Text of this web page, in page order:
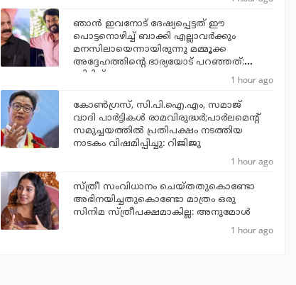
ഞാന്‍ ഇവനോട് ദേഷ്യപ്പെട്ടത് ഈ
പൊട്ടനൊഴിച്ച് ബാക്കി എല്ലാവര്‍ക്കും
മനസിലായെന്നായിരുന്നു മമ്മൂക്ക
അദ്ദേഹത്തിന്റെ ഭാര്യയോട് പറഞ്ഞത്:
സിദ്ദിഖ്
1 hour ago
കോണ്‍ഗ്രസ്, സി.പി.ഐ.എം, സമാജ്
വാദി പാര്‍ട്ടികള്‍ രാമവിരുദ്ധര്‍;പാര്‍ലമെന്റ്
സമുച്ചയത്തില്‍ പ്രതിപക്ഷം നടത്തിയ
നാടകം വിഷമിപ്പിച്ചു: റിജിജു
1 hour ago
സ്ത്രീ സംവിധാനം ചെയ്തതുകൊണ്ടോ
അഭിനയിച്ചതുകൊണ്ടോ മാത്രം ഒരു
സിനിമ സ്ത്രീപക്ഷമാകില്ല: അനുമോൾ
1 hour ago